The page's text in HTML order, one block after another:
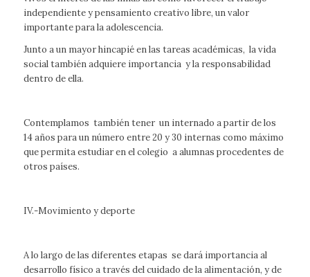
independiente y pensamiento creativo libre, un valor
importante para la adolescencia.
Junto a un mayor hincapié en las tareas académicas, la vida
social también adquiere importancia y la responsabilidad
dentro de ella.
Contemplamos también tener un internado a partir de los
14 años para un número entre 20 y 30 internas como máximo
que permita estudiar en el colegio a alumnas procedentes de
otros países.
IV.-Movimiento y deporte
A lo largo de las diferentes etapas se dará importancia al
desarrollo físico a través del cuidado de la alimentación, y de